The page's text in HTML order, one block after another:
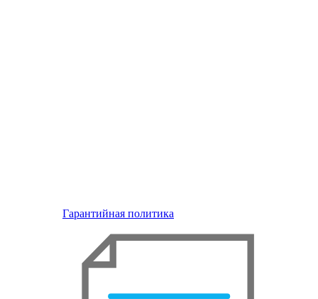
Гарантийная политика